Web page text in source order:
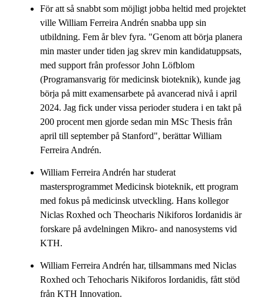
För att så snabbt som möjligt jobba heltid med projektet
ville William Ferreira Andrén snabba upp sin
utbildning. Fem år blev fyra. "Genom att börja planera
min master under tiden jag skrev min kandidatuppsats,
med support från professor John Löfblom
(Programansvarig för medicinsk bioteknik), kunde jag
börja på mitt examensarbete på avancerad nivå i april
2024. Jag fick under vissa perioder studera i en takt på
200 procent men gjorde sedan min MSc Thesis från
april till september på Stanford", berättar William
Ferreira Andrén.
William Ferreira Andrén har studerat
mastersprogrammet Medicinsk bioteknik, ett program
med fokus på medicinsk utveckling. Hans kollegor
Niclas Roxhed och Theocharis Nikiforos Iordanidis är
forskare på avdelningen Mikro- and nanosystems vid
KTH.
William Ferreira Andrén har, tillsammans med Niclas
Roxhed och Tehocharis Nikiforos Iordanidis, fått stöd
från KTH Innovation.